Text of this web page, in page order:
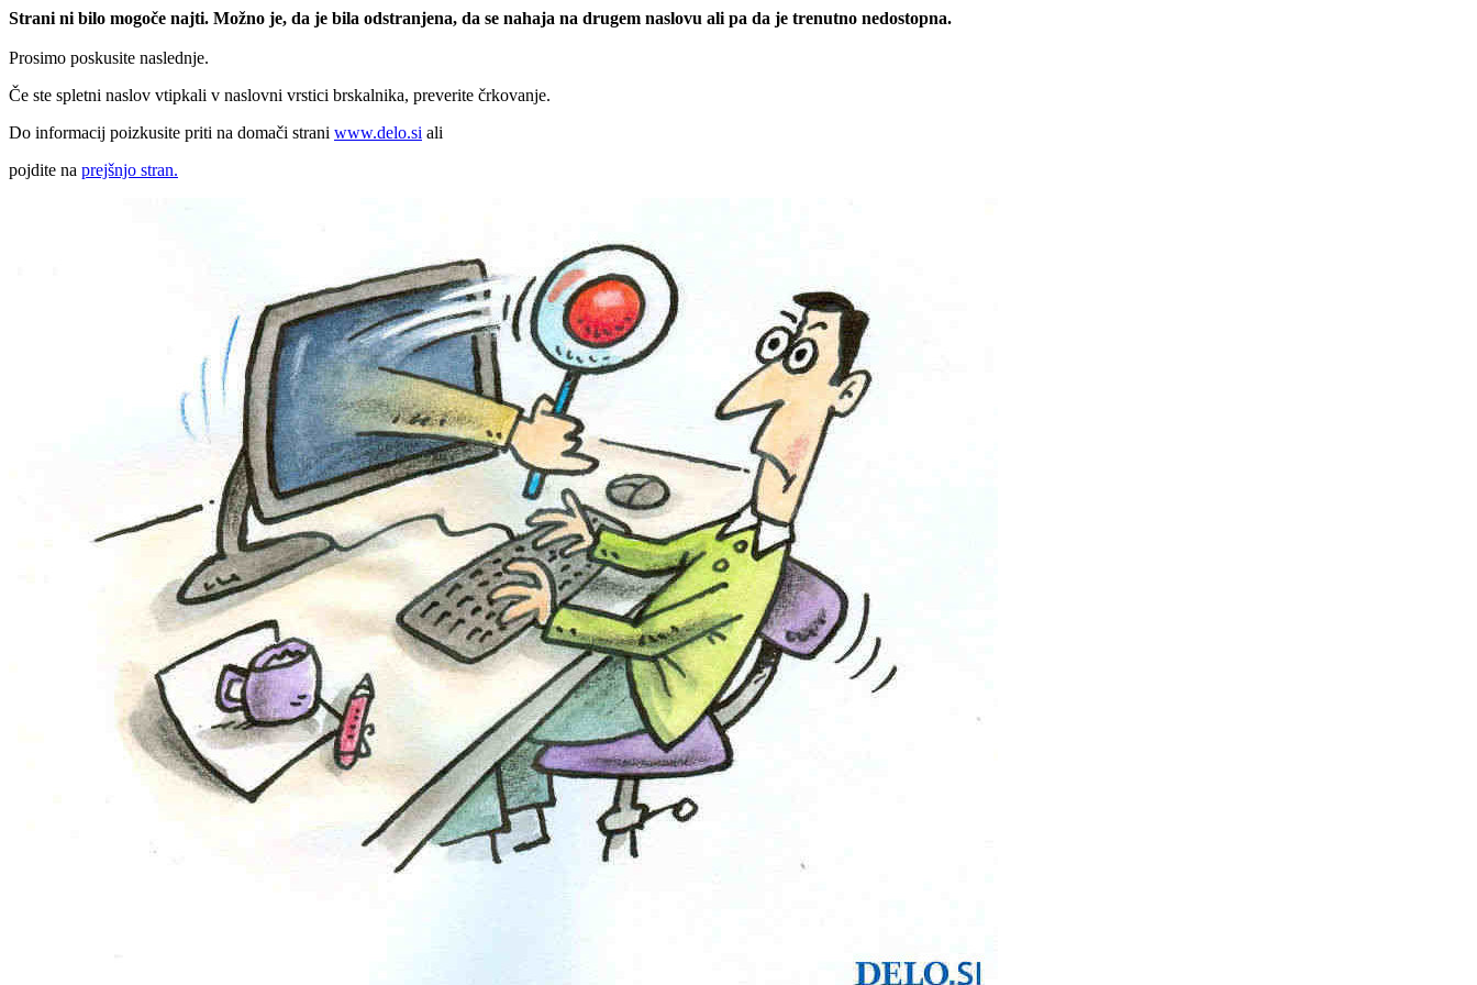
Strani ni bilo mogoče najti. Možno je, da je bila odstranjena, da se nahaja na drugem naslovu ali pa da je trenutno nedostopna.
Prosimo poskusite naslednje.
Če ste spletni naslov vtipkali v naslovni vrstici brskalnika, preverite črkovanje.
Do informacij poizkusite priti na domači strani www.delo.si ali
pojdite na prejšnjo stran.